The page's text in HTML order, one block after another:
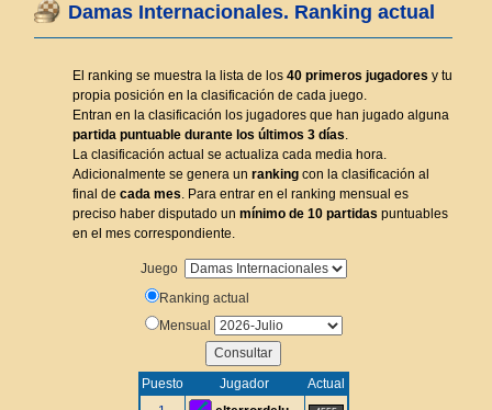
Damas Internacionales. Ranking actual
El ranking se muestra la lista de los 40 primeros jugadores y tu
propia posición en la clasificación de cada juego.
Entran en la clasificación los jugadores que han jugado alguna
partida puntuable durante los últimos 3 días.
La clasificación actual se actualiza cada media hora.
Adicionalmente se genera un ranking con la clasificación al
final de cada mes. Para entrar en el ranking mensual es
preciso haber disputado un mínimo de 10 partidas puntuables
en el mes correspondiente.
Juego
Ranking actual
Mensual
Puesto Jugador
Actual